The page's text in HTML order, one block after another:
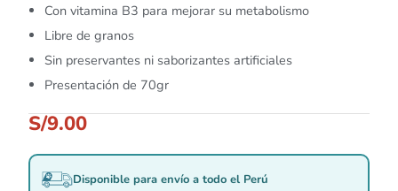
Con vitamina B3 para mejorar su metabolismo
Libre de granos
Sin preservantes ni saborizantes artificiales
Presentación de 70gr
S/9.00
Disponible para envío a todo el Perú